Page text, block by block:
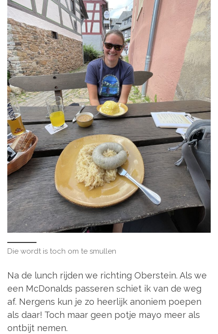
Die wordt is toch om te smullen
Na de lunch rijden we richting Oberstein. Als we
een McDonalds passeren schiet ik van de weg
af. Nergens kun je zo heerlijk anoniem poepen
als daar! Toch maar geen potje mayo meer als
ontbijt nemen.